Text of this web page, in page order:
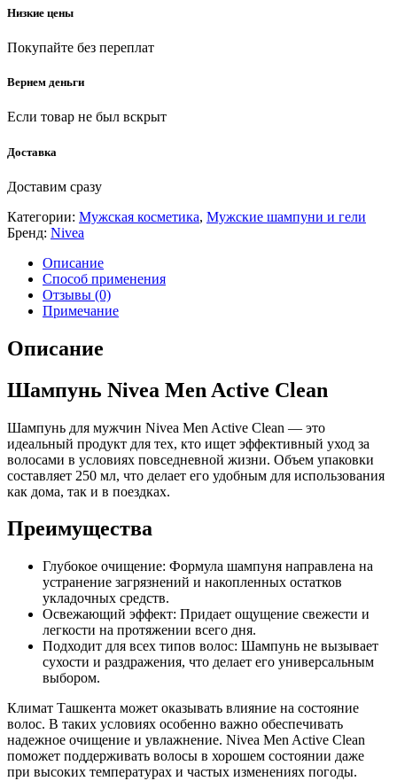
Низкие цены
Покупайте без переплат
Вернем деньги
Если товар не был вскрыт
Доставка
Доставим сразу
Категории: Мужская косметика, Мужские шампуни и гели
Бренд: Nivea
Описание
Способ применения
Отзывы (0)
Примечание
Описание
Шампунь Nivea Men Active Clean
Шампунь для мужчин Nivea Men Active Clean — это
идеальный продукт для тех, кто ищет эффективный уход за
волосами в условиях повседневной жизни. Объем упаковки
составляет 250 мл, что делает его удобным для использования
как дома, так и в поездках.
Преимущества
Глубокое очищение: Формула шампуня направлена на
устранение загрязнений и накопленных остатков
укладочных средств.
Освежающий эффект: Придает ощущение свежести и
легкости на протяжении всего дня.
Подходит для всех типов волос: Шампунь не вызывает
сухости и раздражения, что делает его универсальным
выбором.
Климат Ташкента может оказывать влияние на состояние
волос. В таких условиях особенно важно обеспечивать
надежное очищение и увлажнение. Nivea Men Active Clean
поможет поддерживать волосы в хорошем состоянии даже
при высоких температурах и частых изменениях погоды.